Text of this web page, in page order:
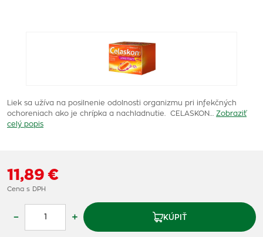
Liek sa užíva na posilnenie odolnosti organizmu pri infekčných
ochoreniach ako je chrípka a nachladnutie. CELASKON…
Zobraziť
celý popis
11,89 €
Cena s DPH
– + KÚPIŤ